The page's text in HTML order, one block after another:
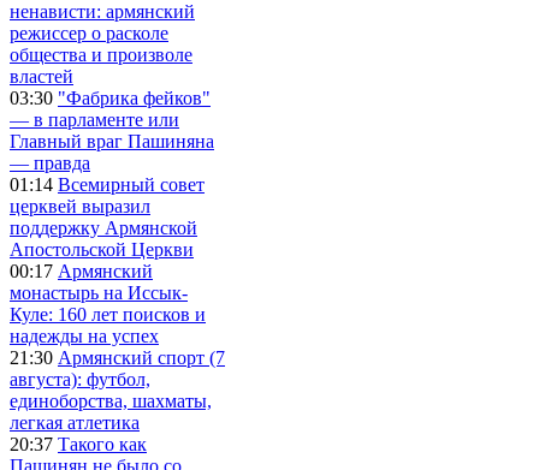
ненависти: армянский
режиссер о расколе
общества и произволе
властей
03:30 "Фабрика фейков"
— в парламенте или
Главный враг Пашиняна
— правда
01:14 Всемирный совет
церквей выразил
поддержку Армянской
Апостольской Церкви
00:17 Армянский
монастырь на Иссык-
Куле: 160 лет поисков и
надежды на успех
21:30 Армянский спорт (7
августа): футбол,
единоборства, шахматы,
легкая атлетика
20:37 Такого как
Пашинян не было со